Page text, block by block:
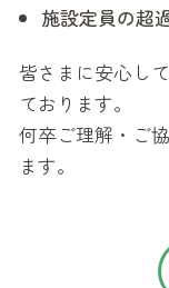
施設定員の超
皆さまに安心し
ております。
何卒ご理解・ご
ます。